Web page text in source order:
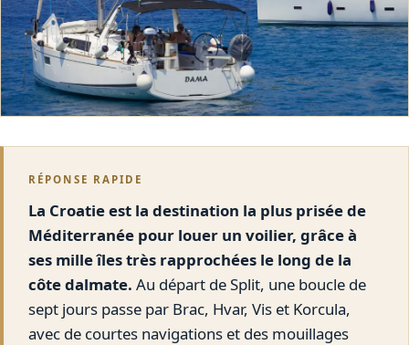
RÉPONSE RAPIDE
La Croatie est la destination la plus prisée de
Méditerranée pour louer un voilier, grâce à
ses mille îles très rapprochées le long de la
côte dalmate. Au départ de Split, une boucle de
sept jours passe par Brac, Hvar, Vis et Korcula,
avec de courtes navigations et des mouillages